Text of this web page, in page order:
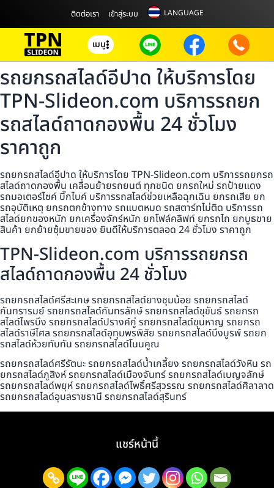
ติดต่อเรา เข้าสู่ระบบ LANGUAGE
เมนู
รถยกรถสไลด์อีปาด ให้บริการโดย
TPN-Slideon.com บริการรถยก
รถสไลด์ถาดกองพื้น 24 ชั่วโมง
ราคาถูก
รถยกรถสไลด์อีปาด ให้บริการโดย TPN-Slideon.com บริการรถยกรถ
สไลด์ถาดกองพื้น เคลื่อนย้ายรถยนต์ ทุกชนิด ยกรถใหม่ รถป้ายแดง
รถมอเตอร์ไซค์ บิ๊กไบค์ บริการรถสไลด์ช่วยเหลือฉุกเฉิน ยกรถเสีย ยก
รถอุบัติเหตุ ยกรถตกข้างทาง รถแบตหมด รถสตาร์ทไม่ติด บริการรถ
สไลด์ยกของหนัก ยกเครื่องจักร์หนัก ยกโฟล์คลิฟท์ ยกรถไถ ยกบูธขาย
สินค้า ยกย้ายซุ้มขายของ ยินดีให้บริการตลอด 24 ชั่วโมง ราคาถูก
TPN-Slideon.com บริการรถยกรถ
สไลด์ถาดกองพื้น 24 ชั่วโมง
รถยกรถสไลด์ศรีสะเกษ รถยกรถสไลด์ยางชุมน้อย รถยกรถสไลด์
กันทรารมย์ รถยกรถสไลด์กันทรลักษ์ รถยกรถสไลด์ขุขันธ์ รถยกรถ
สไลด์ไพรบึง รถยกรถสไลด์ปรางค์กู่ รถยกรถสไลด์ขุนหาญ รถยกรถ
สไลด์ราษีไศล รถยกรถสไลด์อุทุมพรพิสัย รถยกรถสไลด์บึงบูรพ์ รถยก
รถสไลด์ห้วยทับทัน รถยกรถสไลด์โนนคูณ
รถยกรถสไลด์ศรีรัตนะ รถยกรถสไลด์น้ำเกลี้ยง รถยกรถสไลด์วังหิน รถ
ยกรถสไลด์ภูสิงห์ รถยกรถสไลด์เมืองจันทร์ รถยกรถสไลด์เบญจลักษ์
รถยกรถสไลด์พยุห์ รถยกรถสไลด์โพธิ์ศรีสุวรรณ รถยกรถสไลด์ศิลาลาด
รถยกรถสไลด์อุบลราชธานี รถยกรถสไลด์สุรินทร์
แชร์หน้านี้